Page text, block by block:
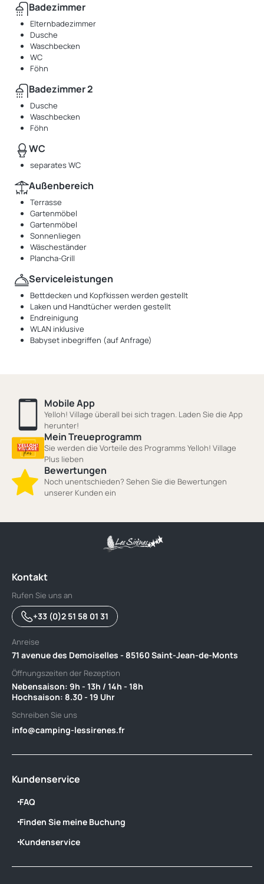
Badezimmer
Elternbadezimmer
Dusche
Waschbecken
WC
Föhn
Badezimmer 2
Dusche
Waschbecken
Föhn
WC
separates WC
Außenbereich
Terrasse
Gartenmöbel
Gartenmöbel
Sonnenliegen
Wäscheständer
Plancha-Grill
Serviceleistungen
Bettdecken und Kopfkissen werden gestellt
Laken und Handtücher werden gestellt
Endreinigung
WLAN inklusive
Babyset inbegriffen (auf Anfrage)
Mobile App
Yelloh! Village überall bei sich tragen. Laden Sie die App
herunter!
Mein Treueprogramm
Sie werden die Vorteile des Programms Yelloh! Village
Plus lieben
Bewertungen
Noch unentschieden? Sehen Sie die Bewertungen
unserer Kunden ein
Kontakt
Rufen Sie uns an
+33 (0)2 51 58 01 31
Anreise
71 avenue des Demoiselles - 85160 Saint-Jean-de-Monts
Öffnungszeiten der Rezeption
Nebensaison: 9h - 13h / 14h - 18h ‎ ‎ ‎ ‎ ‎ ‎ ‎ ‎ ‎ ‎ ‎ ‎ ‎ ‎ ‎ ‎ ‎ ‎ ‎ ‎ ‎ ‎ ‎ ‎ ‎ ‎ ‎ ‎ ‎ ‎ ‎ ‎ ‎ ‎ ‎ ‎ ‎ ‎ ‎ ‎ ‎ ‎ ‎
Hochsaison: 8.30 - 19 Uhr
Schreiben Sie uns
info@camping-lessirenes.fr
Kundenservice
FAQ
Finden Sie meine Buchung
Kundenservice